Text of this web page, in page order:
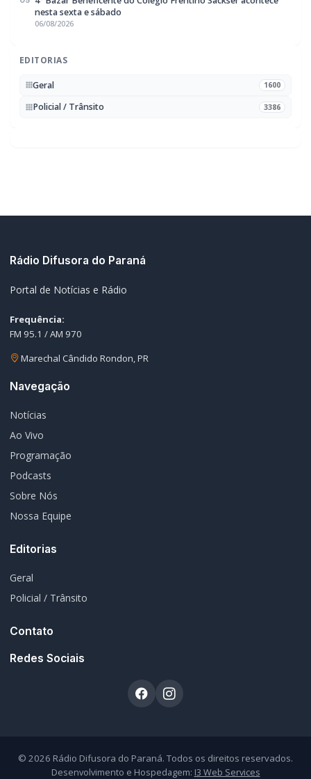
nesta sexta e sábado
06/08/2026
EDITORIAS
Geral 1600
Policial / Trânsito 3386
Rádio Difusora do Paraná
Portal de Notícias e Rádio
Frequência:
FM 95.1 / AM 970
Marechal Cândido Rondon, PR
Navegação
Notícias
Ao Vivo
Programação
Podcasts
Sobre Nós
Nossa Equipe
Editorias
Geral
Policial / Trânsito
Contato
Redes Sociais
© 2026 Rádio Difusora do Paraná. Todos os direitos reservados.
Desenvolvimento e Hospedagem: I3 Web Services